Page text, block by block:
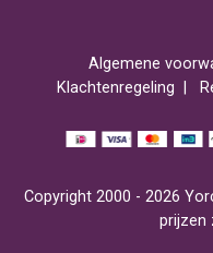
Algemene
Klachtenregeling
Copyright 2000 - 2026
prijzen